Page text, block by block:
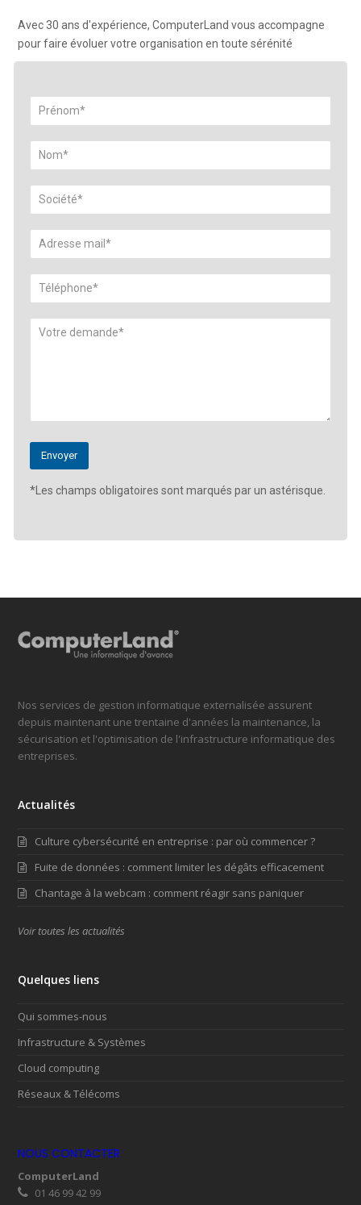
Avec 30 ans d'expérience, ComputerLand vous accompagne
pour faire évoluer votre organisation en toute sérénité
*Les champs obligatoires sont marqués par un astérisque.
Nos services de gestion informatique externalisée assurent
depuis maintenant une trentaine d'années la maintenance, la
sécurisation et l'optimisation de l'infrastructure informatique des
entreprises.
Actualités
Culture cybersécurité en entreprise : par où commencer ?
Fuite de données : comment limiter les dégâts efficacement
Chantage à la webcam : comment réagir sans paniquer
Voir toutes les actualités
Quelques liens
Qui sommes-nous
Infrastructure & Systèmes
Cloud computing
Réseaux & Télécoms
NOUS CONTACTER
ComputerLand
01 46 99 42 99